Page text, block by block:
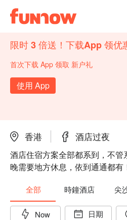
限时 3 倍送！下载App 领优
首次下载 App 领取 新户礼
使用 App
香港 酒店过夜
酒店住宿方案全部都系到，不
晚需要地方休息，依到通通都有
全部 時鐘酒店 尖
Now 日期